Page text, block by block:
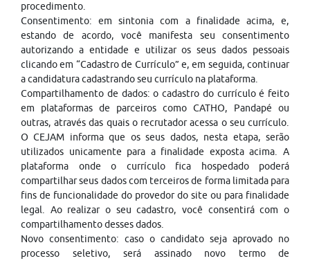
procedimento.
Consentimento: em sintonia com a finalidade acima, e,
estando de acordo, você manifesta seu consentimento
autorizando a entidade e utilizar os seus dados pessoais
clicando em “Cadastro de Currículo” e, em seguida, continuar
a candidatura cadastrando seu currículo na plataforma.
Compartilhamento de dados: o cadastro do currículo é feito
em plataformas de parceiros como CATHO, Pandapé ou
outras, através das quais o recrutador acessa o seu currículo.
O CEJAM informa que os seus dados, nesta etapa, serão
utilizados unicamente para a finalidade exposta acima. A
plataforma onde o currículo fica hospedado poderá
compartilhar seus dados com terceiros de forma limitada para
fins de funcionalidade do provedor do site ou para finalidade
legal. Ao realizar o seu cadastro, você consentirá com o
compartilhamento desses dados.
Novo consentimento: caso o candidato seja aprovado no
processo seletivo, será assinado novo termo de